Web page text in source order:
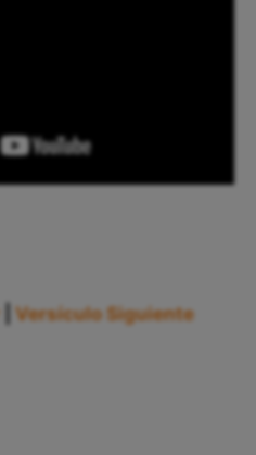
Versículo Siguiente